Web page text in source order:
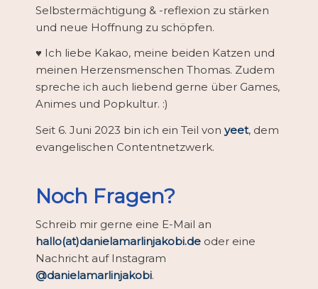
Selbstermächtigung & -reflexion zu stärken
und neue Hoffnung zu schöpfen.
♥ Ich liebe Kakao, meine beiden Katzen und
meinen Herzensmenschen Thomas. Zudem
spreche ich auch liebend gerne über Games,
Animes und Popkultur. :)
Seit 6. Juni 2023 bin ich ein Teil von yeet, dem
evangelischen Contentnetzwerk.
Noch Fragen?
Schreib mir gerne eine E-Mail an
hallo(at)danielamarlinjakobi.de oder eine
Nachricht auf Instagram
@danielamarlinjakobi.